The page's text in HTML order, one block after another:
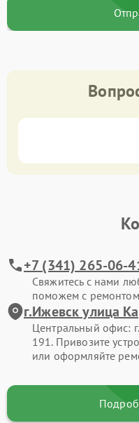
+7 (341) 265-06-
Свяжитесь с нами
поможем с
г.Ижевск улица
Центральный офис:
191. Привозите
или оформляйте